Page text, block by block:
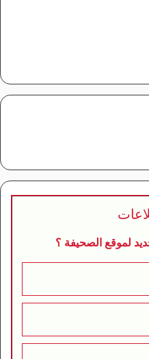
لموقع الصحيفة ؟